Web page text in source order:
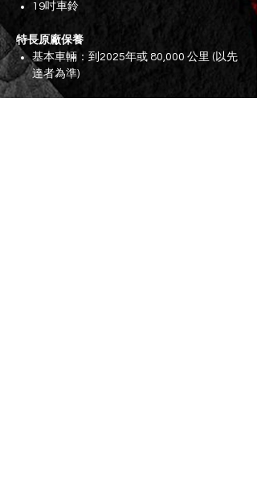
19吋車鈴
特長原廠保養
基本車輛：到2025年或 80,000 公里 (以先
達者為準)